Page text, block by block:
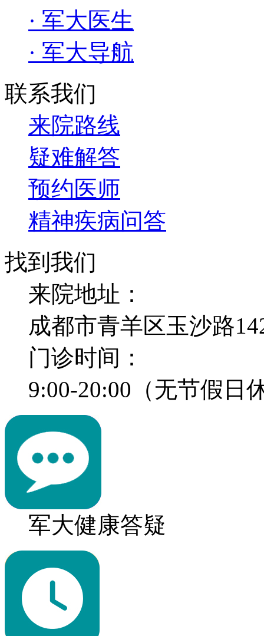
· 军大医生
· 军大导航
联系我们
来院路线
疑难解答
预约医师
精神疾病问答
找到我们
来院地址：
成都市青羊区玉沙路
门诊时间：
9:00-20:00（无节假日
军大健康答疑